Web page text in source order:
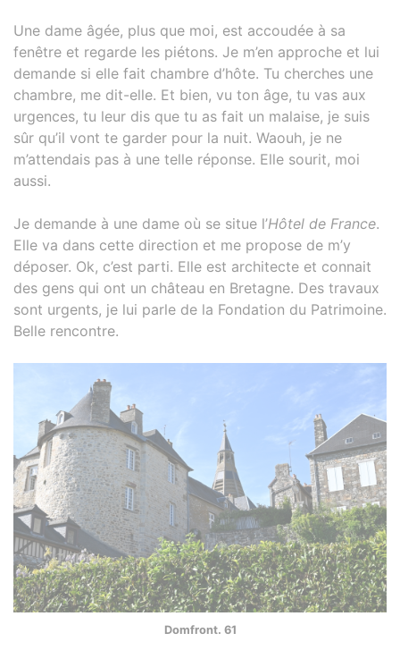
Une dame âgée, plus que moi, est accoudée à sa
fenêtre et regarde les piétons. Je m’en approche et lui
demande si elle fait chambre d’hôte. Tu cherches une
chambre, me dit-elle. Et bien, vu ton âge, tu vas aux
urgences, tu leur dis que tu as fait un malaise, je suis
sûr qu’il vont te garder pour la nuit. Waouh, je ne
m’attendais pas à une telle réponse. Elle sourit, moi
aussi.
Je demande à une dame où se situe l’Hôtel de France.
Elle va dans cette direction et me propose de m’y
déposer. Ok, c’est parti. Elle est architecte et connait
des gens qui ont un château en Bretagne. Des travaux
sont urgents, je lui parle de la Fondation du Patrimoine.
Belle rencontre.
Domfront. 61